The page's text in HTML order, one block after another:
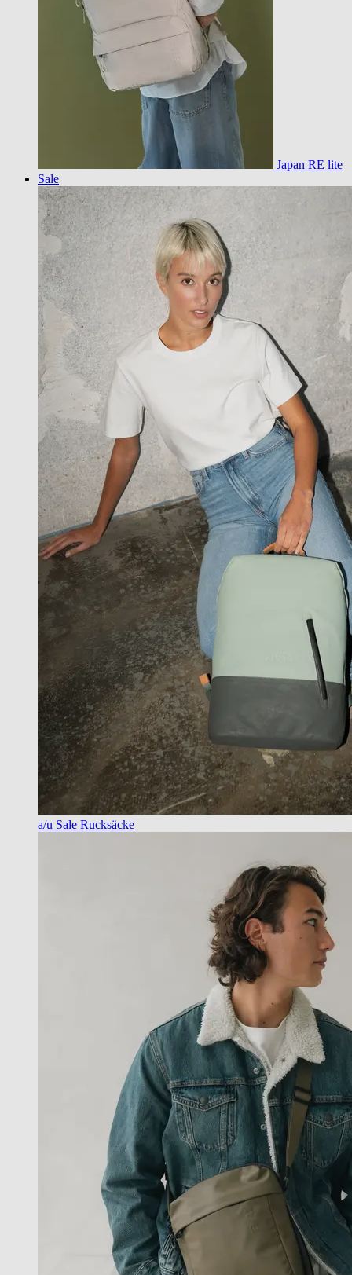
Japan RE lite
Sale
a/u Sale Rucksäcke